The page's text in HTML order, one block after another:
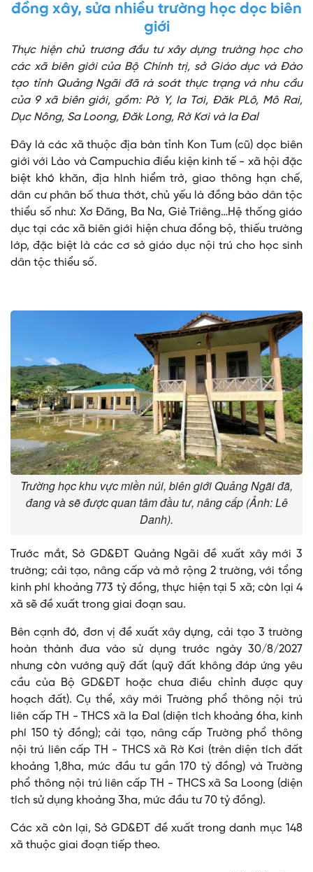
đồng xây, sửa nhiều trường học dọc biên
giới
Thực hiện chủ trương đầu tư xây dựng trường học cho
các xã biên giới của Bộ Chính trị, sở Giáo dục và Đào
tạo tỉnh Quảng Ngãi đã rà soát thực trạng và nhu cầu
của 9 xã biên giới, gồm: Pờ Y, Ia Tơi, Đăk PLô, Mô Rai,
Dục Nông, Sa Loong, Đăk Long, Rờ Kơi và Ia Đal
Đây là các xã thuộc địa bàn tỉnh Kon Tum (cũ) dọc biên
giới với Lào và Campuchia điều kiện kinh tế - xã hội đặc
biệt khó khăn, địa hình hiểm trở, giao thông hạn chế,
dân cư phân bố thưa thớt, chủ yếu là đồng bào dân tộc
thiểu số như: Xơ Đăng, Ba Na, Giẻ Triêng…Hệ thống giáo
dục tại các xã biên giới hiện chưa đồng bộ, thiếu trường
lớp, đặc biệt là các cơ sở giáo dục nội trú cho học sinh
dân tộc thiểu số.
Trường học khu vực miền núi, biên giới Quảng Ngãi đã,
đang và sẽ được quan tâm đầu tư, nâng cấp (Ảnh: Lê
Danh).
Trước mắt, Sở GD&ĐT Quảng Ngãi đề xuất xây mới 3
trường; cải tạo, nâng cấp và mở rộng 2 trường, với tổng
kinh phí khoảng 773 tỷ đồng, thực hiện tại 5 xã; còn lại 4
xã sẽ đề xuất trong giai đoạn sau.
Bên cạnh đó, đơn vị đề xuất xây dựng, cải tạo 3 trường
hoàn thành đưa vào sử dụng trước ngày 30/8/2027
nhưng còn vướng quỹ đất (quỹ đất không đáp ứng yêu
cầu của Bộ GD&ĐT hoặc chưa điều chỉnh được quy
hoạch đất). Cụ thể, xây mới Trường phổ thông nội trú
liên cấp TH - THCS xã Ia Đal (diện tích khoảng 6ha, kinh
phí 150 tỷ đồng); cải tạo, nâng cấp Trường phổ thông
nội trú liên cấp TH - THCS xã Rờ Kơi (trên diện tích đất
khoảng 1,8ha, mức đầu tư gần 170 tỷ đồng) và Trường
phổ thông nội trú liên cấp TH - THCS xã Sa Loong (diện
tích sử dụng khoảng 3ha, mức đầu tư 70 tỷ đồng).
Các xã còn lại, Sở GD&ĐT đề xuất trong danh mục 148
xã thuộc giai đoạn tiếp theo.